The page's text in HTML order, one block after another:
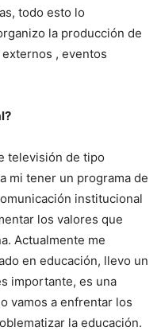
todo esto lo
la producción de
, eventos
televisión de tipo
mi tener un programa de
institucional
los valores que
Actualmente me
en educación, llevo un
importante, es una
vamos a enfrentar los
la educación.